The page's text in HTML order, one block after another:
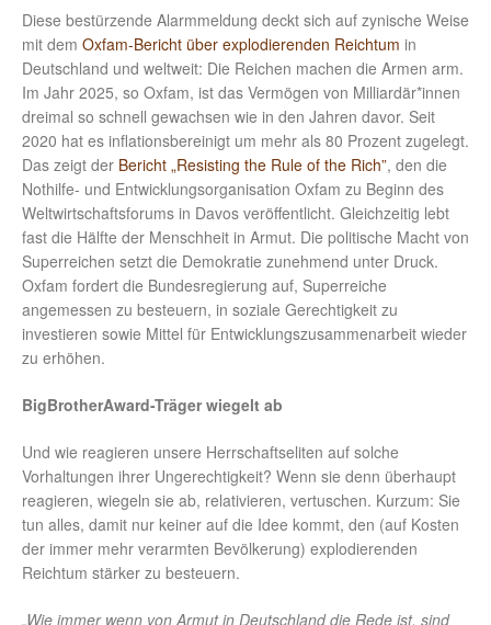
Diese bestürzende Alarmmeldung deckt sich auf zynische Weise
mit dem Oxfam-Bericht über explodierenden Reichtum in
Deutschland und weltweit: Die Reichen machen die Armen arm.
Im Jahr 2025, so Oxfam, ist das Vermögen von Milliardär*innen
dreimal so schnell gewachsen wie in den Jahren davor. Seit
2020 hat es inflationsbereinigt um mehr als 80 Prozent zugelegt.
Das zeigt der Bericht „Resisting the Rule of the Rich”, den die
Nothilfe- und Entwicklungsorganisation Oxfam zu Beginn des
Weltwirtschaftsforums in Davos veröffentlicht. Gleichzeitig lebt
fast die Hälfte der Menschheit in Armut. Die politische Macht von
Superreichen setzt die Demokratie zunehmend unter Druck.
Oxfam fordert die Bundesregierung auf, Superreiche
angemessen zu besteuern, in soziale Gerechtigkeit zu
investieren sowie Mittel für Entwicklungszusammenarbeit wieder
zu erhöhen.
BigBrotherAward-Träger wiegelt ab
Und wie reagieren unsere Herrschaftseliten auf solche
Vorhaltungen ihrer Ungerechtigkeit? Wenn sie denn überhaupt
reagieren, wiegeln sie ab, relativieren, vertuschen. Kurzum: Sie
tun alles, damit nur keiner auf die Idee kommt, den (auf Kosten
der immer mehr verarmten Bevölkerung) explodierenden
Reichtum stärker zu besteuern.
„Wie immer wenn von Armut in Deutschland die Rede ist, sind